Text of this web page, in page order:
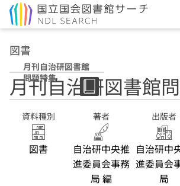
図書
月刊自治研図書館
問題特集
月刊自治研図書館
資料種別
図書
著者
自治研中央推
進委員会事務
局 編
出版者
自治研中
進委員会
局